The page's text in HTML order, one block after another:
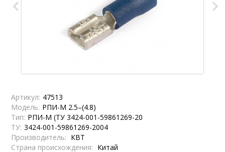
Артикул: 47513
Модель: РПИ-М 2.5–(4.8)
Тип: РПИ-М (ТУ 3424-001-59861269-20
ТУ: 3424-001-59861269-2004
Производитель: КВТ
Страна происхождения: Китай